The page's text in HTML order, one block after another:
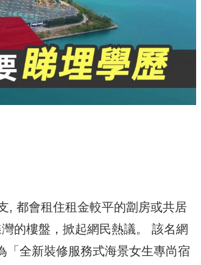
, 都會租住租金較平的劏房或共居
的樓盤，掀起網民熱議。 該名網
「全新裝修服務式海景女生專尚宿